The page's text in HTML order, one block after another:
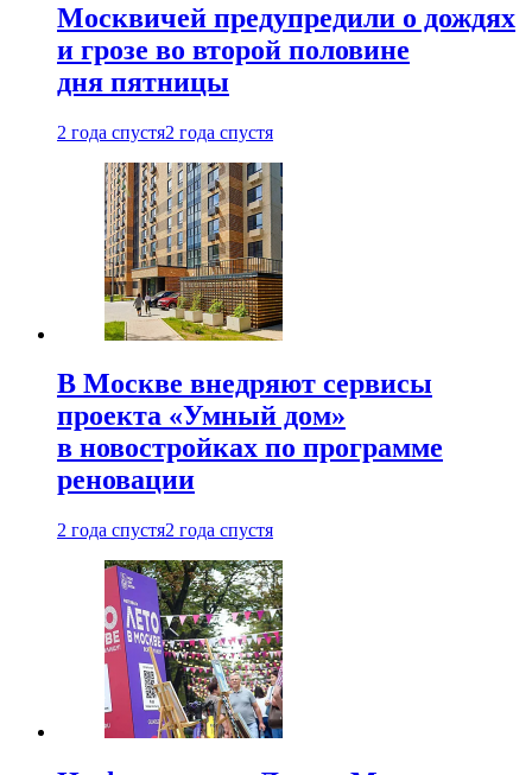
Москвичей предупредили о дождях
и грозе во второй половине
дня пятницы
2 года спустя2 года спустя
В Москве внедряют сервисы
проекта «Умный дом»
в новостройках по программе
реновации
2 года спустя2 года спустя